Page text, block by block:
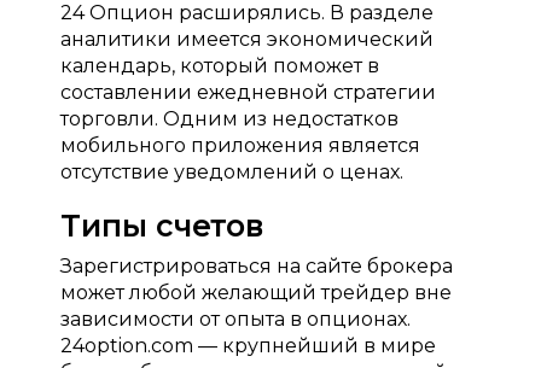
24 Опцион расширялись. В разделе
аналитики имеется экономический
календарь, который поможет в
составлении ежедневной стратегии
торговли. Одним из недостатков
мобильного приложения является
отсутствие уведомлений о ценах.
Типы счетов
Зарегистрироваться на сайте брокера
может любой желающий трейдер вне
зависимости от опыта в опционах.
24option.com — крупнейший в мире